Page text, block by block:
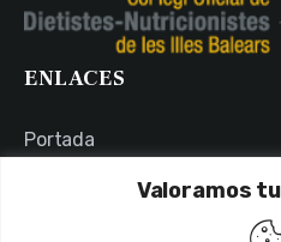
Valoramos
ENLACES
Portada
Portal de Transparencia